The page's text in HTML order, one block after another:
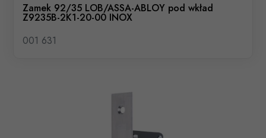
Zamek 92/35 LOB/ASSA-ABLOY pod wkład
Z9235B-2K1-20-00 INOX
001 631